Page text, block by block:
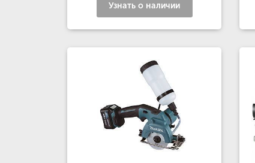
Узнать о наличии